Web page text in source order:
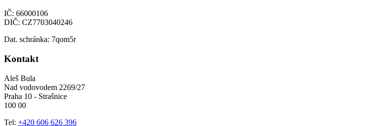
IČ: 66000106
DIČ: CZ7703040246
Dat. schránka: 7qom5r
Kontakt
Aleš Bula
Nad vodovodem 2269/27
Praha 10 - Strašnice
100 00
Tel: +420 606 626 396